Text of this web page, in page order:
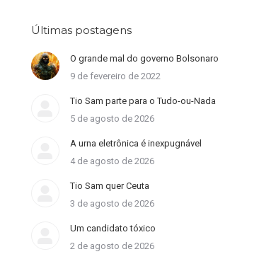
Últimas postagens
O grande mal do governo Bolsonaro
9 de fevereiro de 2022
Tio Sam parte para o Tudo-ou-Nada
5 de agosto de 2026
A urna eletrônica é inexpugnável
4 de agosto de 2026
Tio Sam quer Ceuta
3 de agosto de 2026
Um candidato tóxico
2 de agosto de 2026